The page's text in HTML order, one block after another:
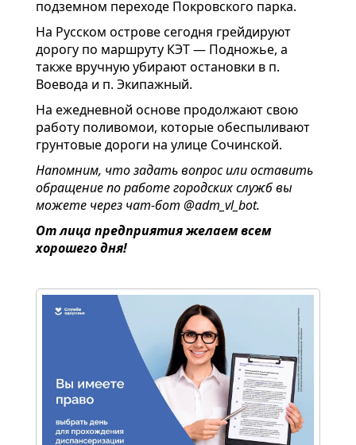
подземном переходе Покровского парка.
На Русском острове сегодня грейдируют
дорогу по маршруту КЭТ — Подножье, а
также вручную убирают остановки в п.
Воевода и п. Экипажный.
На ежедневной основе продолжают свою
работу поливомои, которые обеспыливают
грунтовые дороги на улице Сочинской.
Напомним, что задать вопрос или оставить
обращение по работе городских служб вы
можете через чат-бот @adm_vl_bot.
От лица предприятия желаем всем
хорошего дня!